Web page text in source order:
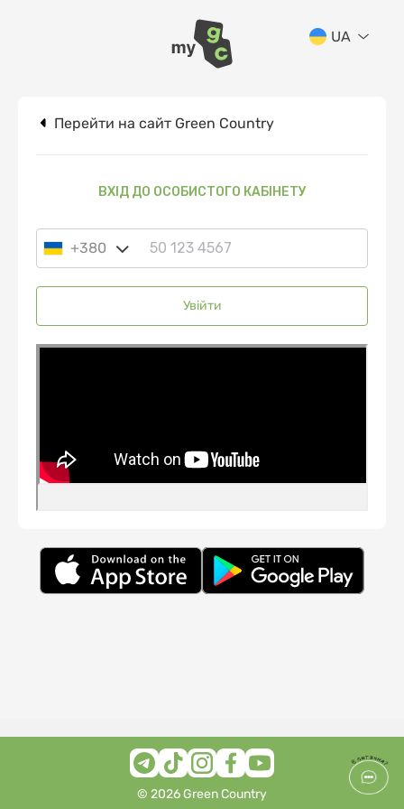
UA
Перейти на сайт Green Country
ВХІД ДО ОСОБИСТОГО КАБІНЕТУ
+380
Увійти
© 2026 Green Country